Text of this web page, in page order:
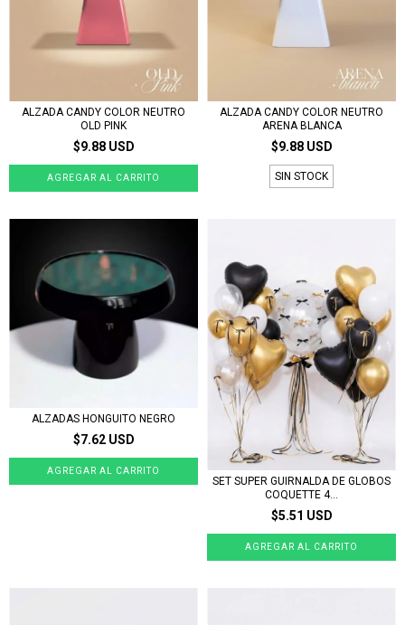
ALZADA CANDY COLOR NEUTRO
OLD PINK
$9.88 USD
ALZADA CANDY COLOR NEUTRO
ARENA BLANCA
$9.88 USD
SIN STOCK
ALZADAS HONGUITO NEGRO
$7.62 USD
SET SUPER GUIRNALDA DE GLOBOS
COQUETTE 4...
$5.51 USD